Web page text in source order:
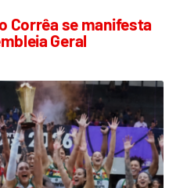
Corrêa se manifesta
Geral